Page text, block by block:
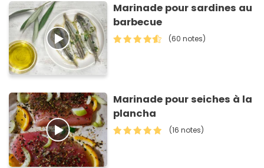
Marinade pour sardines au
barbecue
(60 notes)
Marinade pour seiches à la
plancha
(16 notes)